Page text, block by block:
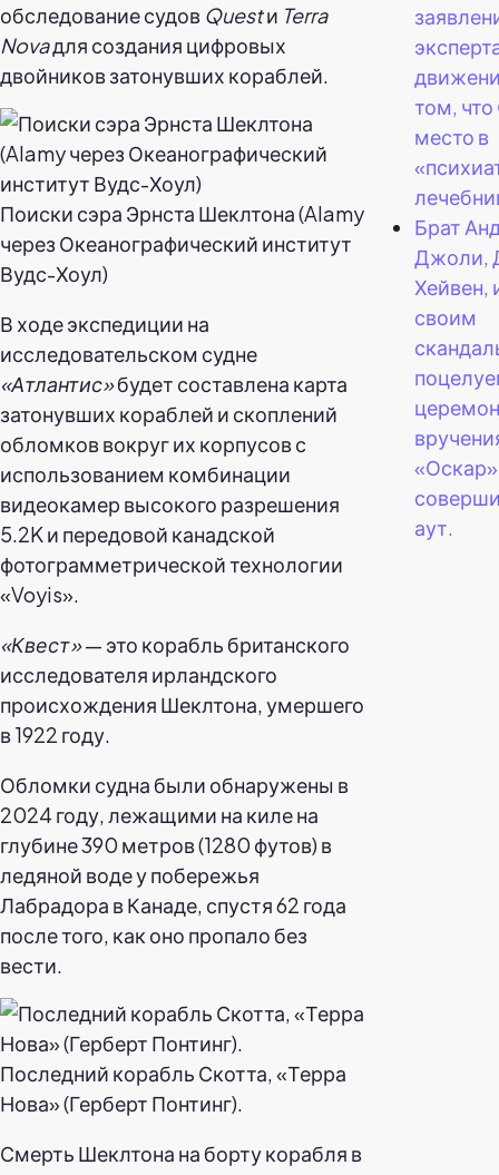
обследование судов Questи Terra
Novaдля создания цифровых
двойников затонувших кораблей.
Поиски сэра Эрнста Шеклтона (Alamy
через Океанографический институт
Вудс-Хоул)
В ходе экспедиции на
исследовательском судне
«Атлантис»будет составлена карта
затонувших кораблей и скоплений
обломков вокруг их корпусов с
использованием комбинации
видеокамер высокого разрешения
5.2K и передовой канадской
фотограмметрической технологии
«Voyis».
«Квест»— это корабль британского
исследователя ирландского
происхождения Шеклтона, умершего
в 1922 году.
Обломки судна были обнаружены в
2024 году, лежащими на киле на
глубине 390 метров (1280 футов) в
ледяной воде у побережья
Лабрадора в Канаде, спустя 62 года
после того, как оно пропало без
вести.
Последний корабль Скотта, «Терра
Нова» (Герберт Понтинг).
Смерть Шеклтона на борту корабля в
том,
место в
Брат
Джоли,
Хейвен,
своим
аут.